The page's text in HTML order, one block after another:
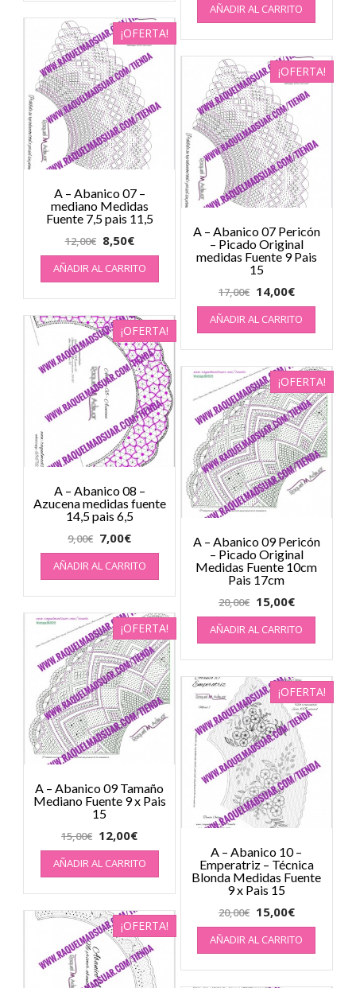
AÑADIR AL CARRITO
¡OFERTA!
A – Abanico 07 –
mediano Medidas
Fuente 7,5 pais 11,5
12,00€ 8,50€
AÑADIR AL CARRITO
¡OFERTA!
A – Abanico 07 Pericón
– Picado Original
medidas Fuente 9 Pais
15
17,00€ 14,00€
AÑADIR AL CARRITO
¡OFERTA!
A – Abanico 08 –
Azucena medidas fuente
14,5 pais 6,5
9,00€ 7,00€
AÑADIR AL CARRITO
¡OFERTA!
A – Abanico 09 Pericón
– Picado Original
Medidas Fuente 10cm
Pais 17cm
20,00€ 15,00€
AÑADIR AL CARRITO
¡OFERTA!
A – Abanico 09 Tamaño
Mediano Fuente 9 x Pais
15
15,00€ 12,00€
AÑADIR AL CARRITO
¡OFERTA!
A – Abanico 10 –
Emperatriz – Técnica
Blonda Medidas Fuente
9 x Pais 15
20,00€ 15,00€
AÑADIR AL CARRITO
¡OFERTA!